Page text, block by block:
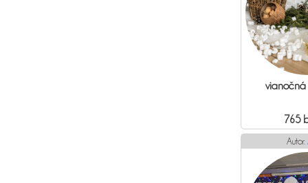
vianočná
765
Autor: